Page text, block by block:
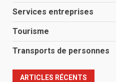
Services entreprises
Tourisme
Transports de personnes
ARTICLES RÉCENTS